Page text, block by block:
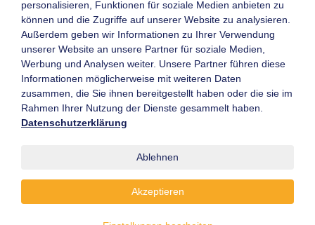
Zurück zum Dashboard
Kontaktformular
Newsletter
Archiv
Mitglieder-Login
Neu registrieren
Leistungsverzeichnis
Messen & Veranstaltungen
AGB
© flurfoerderzeuge.de 2001 - 2022
personalisieren, Funktionen für soziale Medien anbieten zu
können und die Zugriffe auf unserer Website zu analysieren.
Außerdem geben wir Informationen zu Ihrer Verwendung
unserer Website an unsere Partner für soziale Medien,
Werbung und Analysen weiter. Unsere Partner führen diese
Informationen möglicherweise mit weiteren Daten
zusammen, die Sie ihnen bereitgestellt haben oder die sie im
Rahmen Ihrer Nutzung der Dienste gesammelt haben.
Datenschutzerklärung
Ablehnen
Akzeptieren